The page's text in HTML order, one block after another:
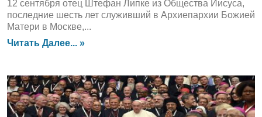
12 сентября отец Штефан Липке из Общества Иисуса,
последние шесть лет служивший в Архиепархии Божией
Матери в Москве,...
Читать Далее... »
ЛЕНТА НОВОСТЕЙ